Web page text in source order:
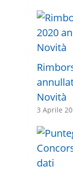
Novità
3 Aprile